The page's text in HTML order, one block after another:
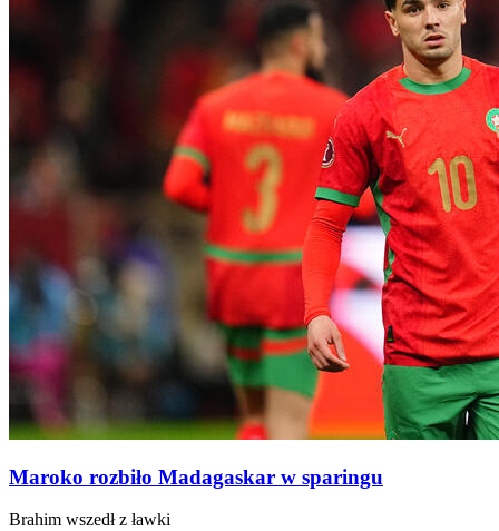
Maroko rozbiło Madagaskar w sparingu
Brahim wszedł z ławki